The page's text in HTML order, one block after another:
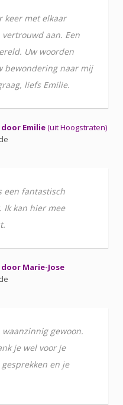
keer met elkaar
vertrouwd aan. Een
Uw woorden
bewondering naar mij
liefs Emilie.
door Emilie(uit Hoogstraten)
een fantastisch
Ik kan hier mee
door Marie-Jose
gewoon.
je wel voor je
en je